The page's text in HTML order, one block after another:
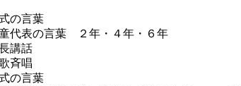
の言葉
童代表の言葉 ２年・４年・６年
講話
斉唱
の言葉